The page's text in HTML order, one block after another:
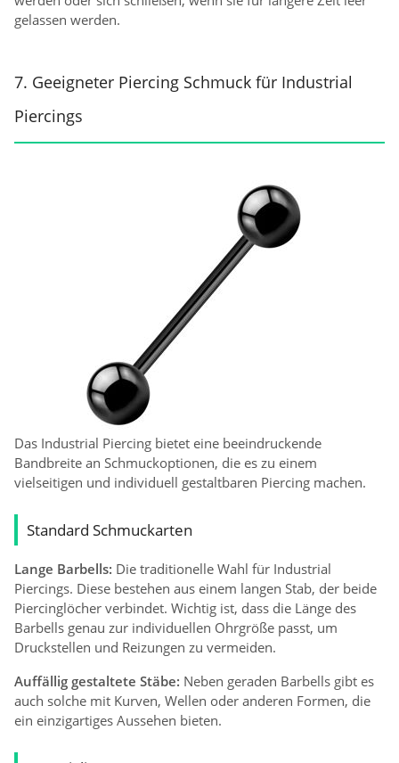
gelassen werden.
7. Geeigneter Piercing Schmuck für Industrial
Piercings
Das Industrial Piercing bietet eine beeindruckende
Bandbreite an Schmuckoptionen, die es zu einem
vielseitigen und individuell gestaltbaren Piercing machen.
Standard Schmuckarten
Lange Barbells: Die traditionelle Wahl für Industrial
Piercings. Diese bestehen aus einem langen Stab, der beide
Piercinglöcher verbindet. Wichtig ist, dass die Länge des
Barbells genau zur individuellen Ohrgröße passt, um
Druckstellen und Reizungen zu vermeiden.
Auffällig gestaltete Stäbe: Neben geraden Barbells gibt es
auch solche mit Kurven, Wellen oder anderen Formen, die
ein einzigartiges Aussehen bieten.